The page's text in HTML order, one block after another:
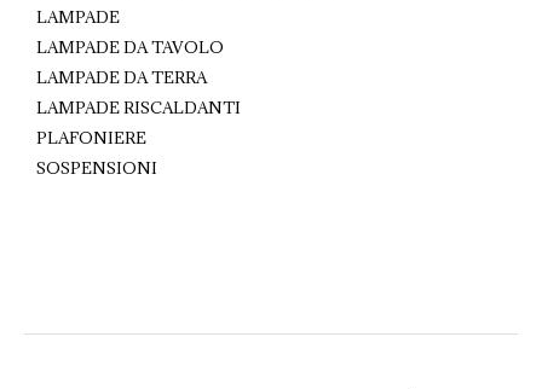
LAMPADE
LAMPADE DA TAVOLO
LAMPADE DA TERRA
LAMPADE RISCALDANTI
PLAFONIERE
SOSPENSIONI